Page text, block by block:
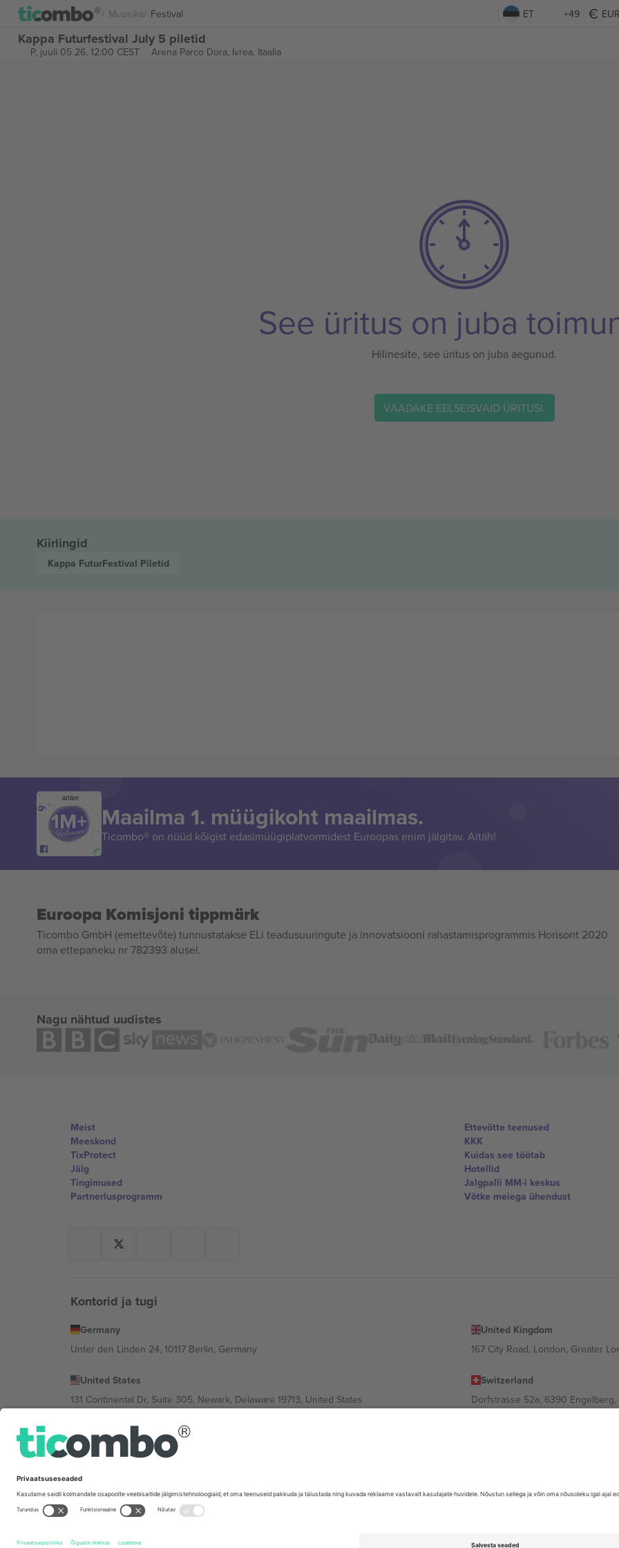
Muusika Festival ET +49
Kappa Futurfestival July 5 piletid
P, juuli 05 26, 12:00 CEST Arena Parco Dora, Ivrea, Itaalia
See üritus on juba
Hilinesite, see üritus on juba aegunud.
VAADAKE EELSEISVAID ÜRITUSI.
Kiirlingid
Kappa FuturFestival Piletid
AITÄH!
Maailma 1. müügikoht maailmas.
Ticombo® on nüüd kõigist edasimüügiplatvormidest Euroopas enim jälgitav. Aitäh!
Euroopa Komisjoni tippmärk
Ticombo GmbH (emettevõte) tunnustatakse ELi teadusuuringute ja innovatsiooni rahastamisprogrammis Horisont 2020
oma ettepaneku nr 782393 alusel.
Nagu nähtud uudistes
Meist
Meeskond
TixProtect
Jälg
Tingimused
Partnerlusprogramm
Ettevõtte teenused
KKK
Kuidas see töötab
Hotellid
Jalgpalli MM-i keskus
Võtke meiega ühendust
Kontorid ja tugi
Germany
Unter den Linden 24, 10117 Berlin, Germany
United Kingdom
167 City Road, London, Greater
United States
131 Continental Dr, Suite 305, Newark, Delaware 19713, United States
Switzerland
Dorfstrasse 52a, 6390
Bulgaria
Regus Sofia City West, bul Totleben 53-55, 1606 Sofia, Bulgaria
Mexico
Av Chapultepec 360, Roma Norte, Cuauhtémoc, 06700 Ciudad de México, CDMX, Mexico
Tingimused.© 2026 Ticombo. Kõik õigused kaitstud.